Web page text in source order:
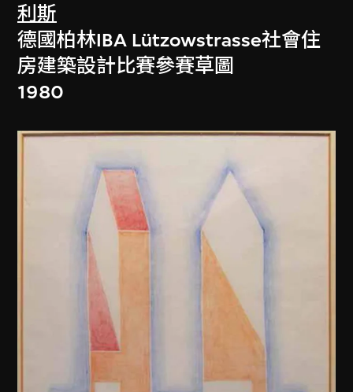
利斯
德國柏林IBA Lützowstrasse社會住
房建築設計比賽參賽草圖
1980